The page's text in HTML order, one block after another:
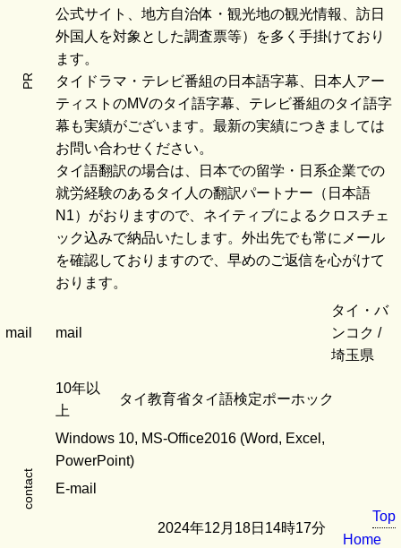
PR
公式サイト、地方自治体・観光地の観光情報、訪日
外国人を対象とした調査票等）を多く手掛けており
ます。
タイドラマ・テレビ番組の日本語字幕、日本人アー
ティストのMVのタイ語字幕、テレビ番組のタイ語字
幕も実績がございます。最新の実績につきましては
お問い合わせください。
タイ語翻訳の場合は、日本での留学・日系企業での
就労経験のあるタイ人の翻訳パートナー（日本語
N1）がおりますので、ネイティブによるクロスチェ
ック込みで納品いたします。外出先でも常にメール
を確認しておりますので、早めのご返信を心がけて
おります。
mail mail
タイ・バ
ンコク /
埼玉県
10年以
上
タイ教育省タイ語検定ポーホック
Windows 10, MS-Office2016 (Word, Excel,
PowerPoint)
contact E-mail
2024年12月18日14時17分
Top
Home